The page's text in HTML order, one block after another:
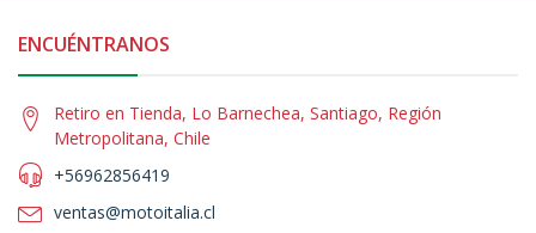
ENCUÉNTRANOS
Retiro en Tienda, Lo Barnechea, Santiago, Región
Metropolitana, Chile
+56962856419
ventas@motoitalia.cl